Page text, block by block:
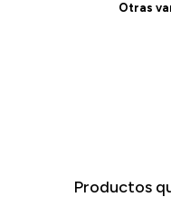
Otras
Productos